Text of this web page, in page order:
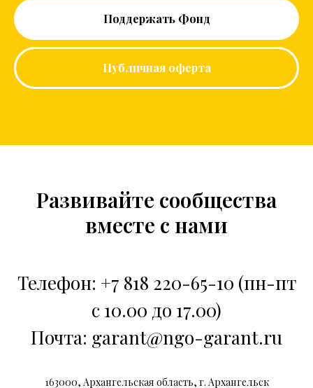
Поддержать Фонд
Публичная оферта
Развивайте сообщества
вместе с нами
Телефон: +7 818 220-65-10 (пн-пт
с 10.00 до 17.00)
Почта: garant@ngo-garant.ru
163000, Архангельская область, г. Архангельск